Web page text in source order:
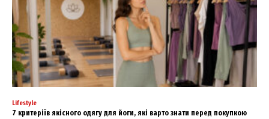
Lifestyle
7 критеріїв якісного одягу для йоги, які варто знати перед покупкою